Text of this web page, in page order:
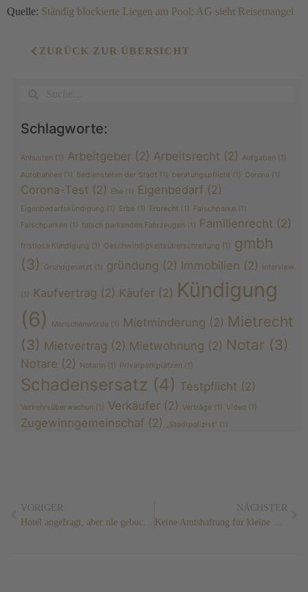
Quelle: Ständig blockierte Liegen am Pool: AG sieht Reisemangel
ZURÜCK ZUR ÜBERSICHT
Schlagworte:
Anhusten (1) Arbeitgeber (2) Arbeitsrecht (2) Aufgaben (1)
Autobahnen (1) Bediensteten der Stadt (1) beratungspflicht (1) Corona (1)
Corona-Test (2) Ehe (1) Eigenbedarf (2)
Eigenbedarfskündigung (1) Erbe (1) Erbrecht (1) Falschparke (1)
Falschparken (1) falsch parkenden Fahrzeugen (1) Familienrecht (2)
fristlose Kündigung (1) Geschwindigkeitsüberschreitung (1) gmbh
(3)
Grundgesetzt (1) gründung (2) Immobilien (2) Interview
(1) Kaufvertrag (2) Käufer (2) Kündigung
(6)
Menschenwürde (1) Mietminderung (2) Mietrecht
(3) Mietvertrag (2) Mietwohnung (2) Notar (3)
Notare (2) Notarin (1) Privatparkplätzen (1)
Schadensersatz (4) Testpflicht (2)
Verkehrsüberwachun (1) Verkäufer (2) Verträge (1) Video (1)
Zugewinngemeinschaf (2) „Stadtpolizist“ (1)
VORIGER
Hotel angefragt, aber nie gebucht. Muss man trotzdem zahlen?
NÄCHSTER
Keine Amtshaftung für kleine Lücke im Pflaster der Altstadt